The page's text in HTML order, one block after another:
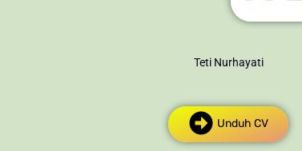
Teti Nurhayati
Unduh CV